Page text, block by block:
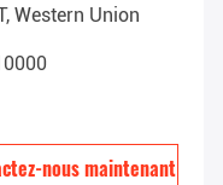
Western Union
nous maintenant